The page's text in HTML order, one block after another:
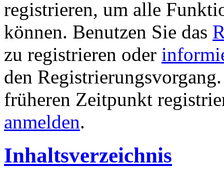
registrieren, um alle
können. Benutzen Sie das
zu registrieren oder
den
früheren Zeitpunkt
anmelden.
Inhaltsverzeichnis